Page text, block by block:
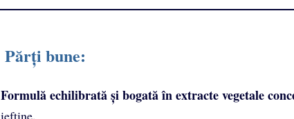
Părți bune:
Formulă echilibrată și bogată în extracte vegetale
ieftine.